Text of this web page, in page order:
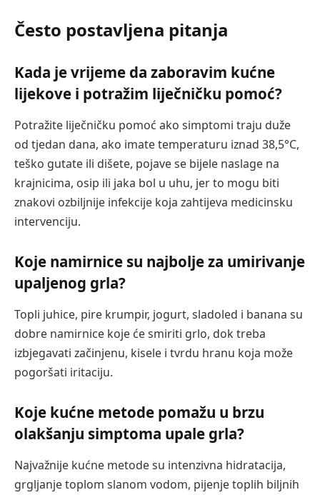
Često postavljena pitanja
Kada je vrijeme da zaboravim kućne
lijekove i potražim liječničku pomoć?
Potražite liječničku pomoć ako simptomi traju duže
od tjedan dana, ako imate temperaturu iznad 38,5°C,
teško gutate ili dišete, pojave se bijele naslage na
krajnicima, osip ili jaka bol u uhu, jer to mogu biti
znakovi ozbiljnije infekcije koja zahtijeva medicinsku
intervenciju.
Koje namirnice su najbolje za umirivanje
upaljenog grla?
Topli juhice, pire krumpir, jogurt, sladoled i banana su
dobre namirnice koje će smiriti grlo, dok treba
izbjegavati začinjenu, kisele i tvrdu hranu koja može
pogoršati iritaciju.
Koje kućne metode pomažu u brzu
olakšanju simptoma upale grla?
Najvažnije kućne metode su intenzivna hidratacija,
grgljanje toplom slanom vodom, pijenje toplih biljnih